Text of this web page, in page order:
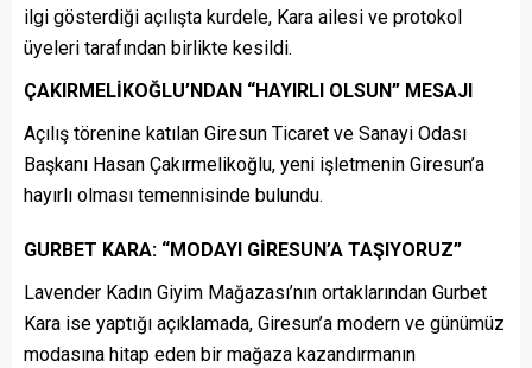
ilgi gösterdiği açılışta kurdele, Kara ailesi ve protokol
üyeleri tarafından birlikte kesildi.
ÇAKIRMELİKOĞLU’NDAN “HAYIRLI OLSUN” MESAJI
Açılış törenine katılan Giresun Ticaret ve Sanayi Odası
Başkanı Hasan Çakırmelikoğlu, yeni işletmenin Giresun’a
hayırlı olması temennisinde bulundu.
GURBET KARA: “MODAYI GİRESUN’A TAŞIYORUZ”
Lavender Kadın Giyim Mağazası’nın ortaklarından Gurbet
Kara ise yaptığı açıklamada, Giresun’a modern ve günümüz
modasına hitap eden bir mağaza kazandırmanın